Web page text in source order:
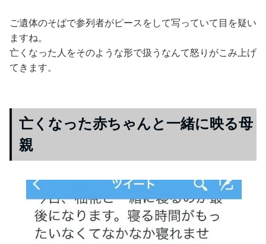
ご遺体のそばで参列者がピースをして写っていて目を疑い
ますね。
亡くなった人をそのような形で扱うなんて怒りがこみ上げ
てきます。
亡くなった赤ちゃんと一緒に映る母
親